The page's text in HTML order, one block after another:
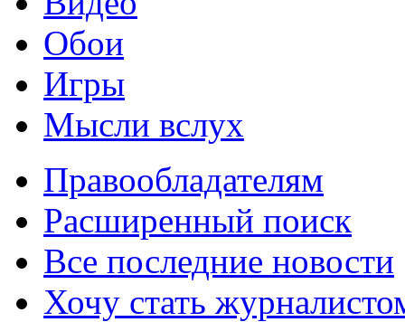
Обои
Игры
Мысли вслух
Правообладателям
Расширенный поиск
Все последние новости
Хочу стать